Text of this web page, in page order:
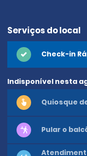
Serviços do local
Check-in
Indisponível nesta
Quiosque
Pular o